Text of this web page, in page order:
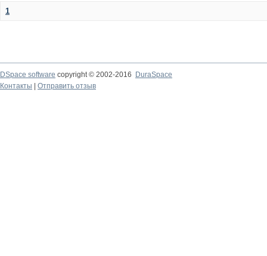
1
DSpace software copyright © 2002-2016
DuraSpace
Контакты
Отправить отзыв